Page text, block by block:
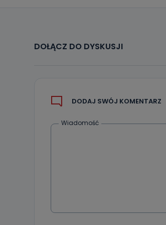
DOŁĄCZ DO DYSKUSJI
DODAJ SWÓJ KOMENTARZ
Wiadomość